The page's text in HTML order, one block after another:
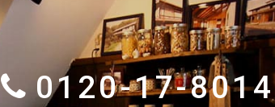
0120-17-8014